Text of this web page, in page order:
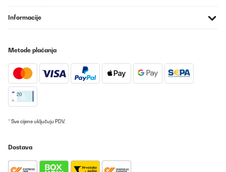
Informacije
Metode plaćanja
* Sve cijene uključuju PDV.
Dostava